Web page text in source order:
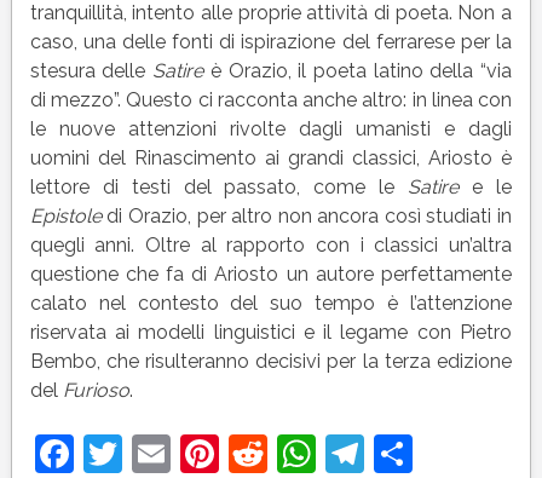
tranquillità, intento alle proprie attività di poeta. Non a
caso, una delle fonti di ispirazione del ferrarese per la
stesura delle Satireè Orazio, il poeta latino della “via
di mezzo”. Questo ci racconta anche altro: in linea con
le nuove attenzioni rivolte dagli umanisti e dagli
uomini del Rinascimento ai grandi classici, Ariosto è
lettore di testi del passato, come le Satiree le
Epistoledi Orazio, per altro non ancora così studiati in
quegli anni. Oltre al rapporto con i classici un’altra
questione che fa di Ariosto un autore perfettamente
calato nel contesto del suo tempo è l’attenzione
riservata ai modelli linguistici e il legame con Pietro
Bembo, che risulteranno decisivi per la terza edizione
del Furioso.
Facebook
Twitter
EmailPinterest
Reddit
WhatsApp
Telegram